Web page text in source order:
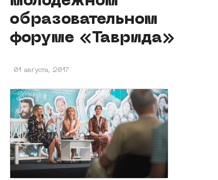
образовательном
форуме «Таврида»
01 августа, 2017